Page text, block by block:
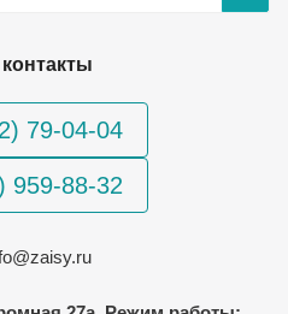
79-04-04
959-88-32